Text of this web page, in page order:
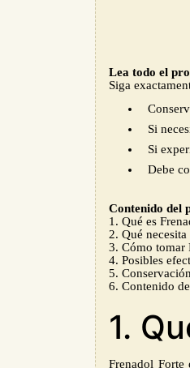
Lea todo el
Siga
Si
Si
Debe
Contenido del
1. Qué es
2. Qué
3. Cómo tomar
4. Posibles
5.
6. Contenido
1.
Frenadol Forte